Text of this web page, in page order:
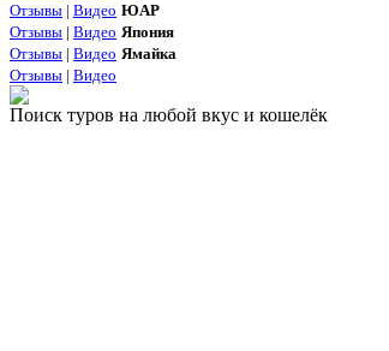
Отзывы | Видео ЮАР
Отзывы | Видео Япония
Отзывы | Видео Ямайка
Отзывы | Видео
Поиск туров на любой вкус и кошелёк